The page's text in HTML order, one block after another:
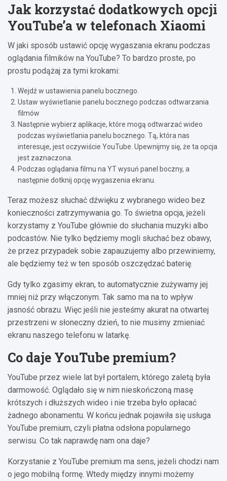
Jak korzystać dodatkowych opcji
YouTube’a w telefonach Xiaomi
W jaki sposób ustawić opcję wygaszania ekranu podczas
oglądania filmików na YouTube? To bardzo proste, po
prostu podążaj za tymi krokami:
Wejdź w ustawienia panelu bocznego.
Ustaw wyświetlanie panelu bocznego podczas odtwarzania
filmów
Następnie wybierz aplikacje, które mogą odtwarzać wideo
podczas wyświetlania panelu bocznego. Tą, która nas
interesuje, jest oczywiście YouTube. Upewnijmy się, że ta opcja
jest zaznaczona.
Podczas oglądania filmu na YT wysuń panel boczny, a
następnie dotknij opcję wygaszenia ekranu.
Teraz możesz słuchać dźwięku z wybranego wideo bez
konieczności zatrzymywania go. To świetna opcja, jeżeli
korzystamy z YouTube głównie do słuchania muzyki albo
podcastów. Nie tylko będziemy mogli słuchać bez obawy,
że przez przypadek sobie zapauzujemy albo przewiniemy,
ale będziemy też w ten sposób oszczędzać baterię.
Gdy tylko zgasimy ekran, to automatycznie zużywamy jej
mniej niż przy włączonym. Tak samo ma na to wpływ
jasność obrazu. Więc jeśli nie jesteśmy akurat na otwartej
przestrzeni w słoneczny dzień, to nie musimy zmieniać
ekranu naszego telefonu w latarkę.
Co daje YouTube premium?
YouTube przez wiele lat był portalem, którego zaletą była
darmowość. Oglądało się w nim nieskończoną masę
krótszych i dłuższych wideo i nie trzeba było opłacać
żadnego abonamentu. W końcu jednak pojawiła się usługa
YouTube premium, czyli płatna odsłona popularnego
serwisu. Co tak naprawdę nam ona daje?
Korzystanie z YouTube premium ma sens, jeżeli chodzi nam
o jego mobilną formę. Wtedy między innymi możemy